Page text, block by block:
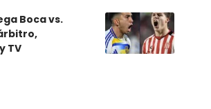
Boca vs.
TV